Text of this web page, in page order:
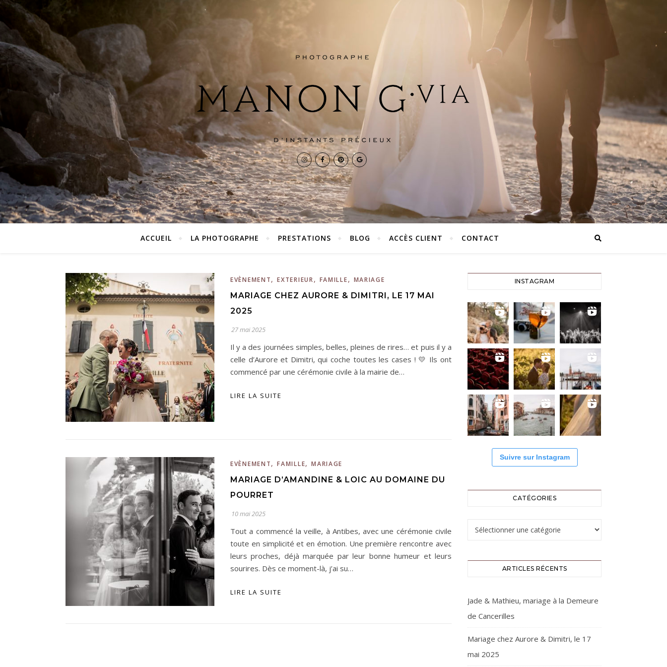
ACCUEIL LA PHOTOGRAPHE PRESTATIONS BLOG ACCÈS CLIENT CONTACT
EVÈNEMENT,EXTERIEUR, FAMILLE, MARIAGE
MARIAGE CHEZ AURORE & DIMITRI, LE 17 MAI
2025
27 mai 2025
Il y a des journées simples, belles, pleines de rires… et puis il y a
celle d’Aurore et Dimitri, qui coche toutes les cases ! 💛 Ils ont
commencé par une cérémonie civile à la mairie de…
LIRE LA SUITE
EVÈNEMENT,FAMILLE,MARIAGE
MARIAGE D’AMANDINE & LOIC AU DOMAINE DU
POURRET
10 mai 2025
Tout a commencé la veille, à Antibes, avec une cérémonie civile
toute en simplicité et en émotion. Une première rencontre avec
leurs proches, déjà marquée par leur bonne humeur et leurs
sourires. Dès ce moment-là, j’ai su…
LIRE LA SUITE
INSTAGRAM
Suivre sur Instagram
CATÉGORIES
Catégories
ARTICLES RÉCENTS
Jade & Mathieu, mariage à la Demeure
de Cancerilles
Mariage chez Aurore & Dimitri, le 17
mai 2025